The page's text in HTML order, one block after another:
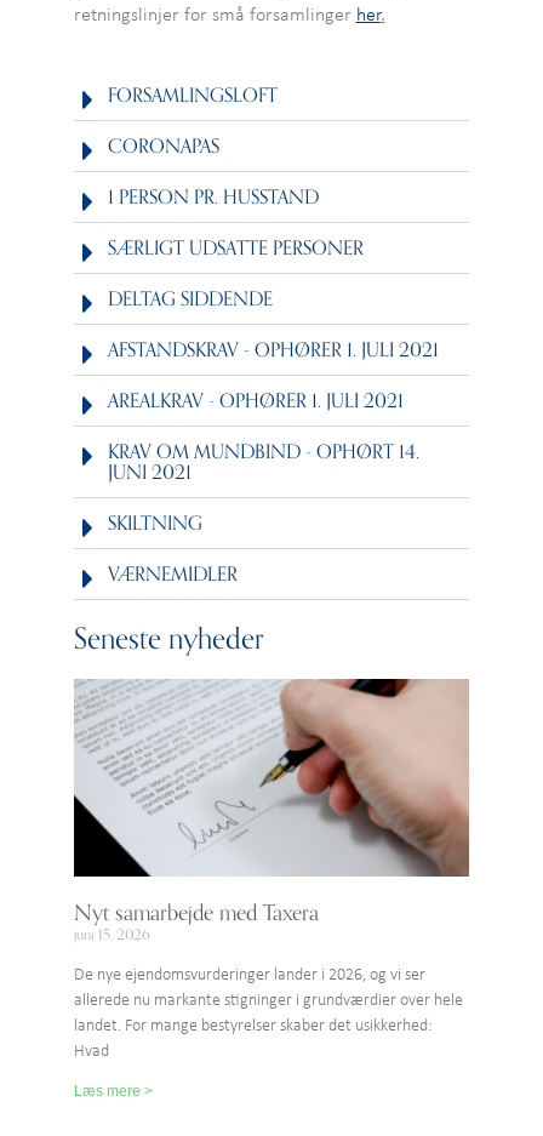
retningslinjer for små forsamlinger her.
FORSAMLINGSLOFT
CORONAPAS
1 PERSON PR. HUSSTAND
SÆRLIGT UDSATTE PERSONER
DELTAG SIDDENDE
AFSTANDSKRAV - OPHØRER 1. JULI 2021
AREALKRAV - OPHØRER 1. JULI 2021
KRAV OM MUNDBIND - OPHØRT 14.
JUNI 2021
SKILTNING
VÆRNEMIDLER
Seneste nyheder
Nyt samarbejde med Taxera
juni 15, 2026
De nye ejendomsvurderinger lander i 2026, og vi ser
allerede nu markante stigninger i grundværdier over hele
landet. For mange bestyrelser skaber det usikkerhed:
Hvad
Læs mere >